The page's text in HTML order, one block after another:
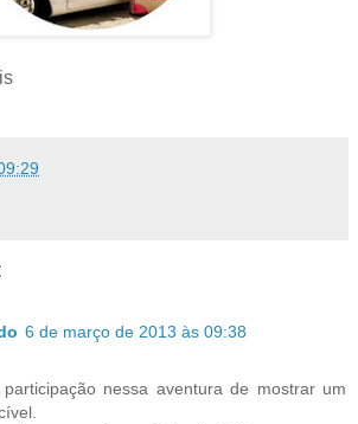
6 de março de 2013 às 09:38
nessa aventura de mostrar um